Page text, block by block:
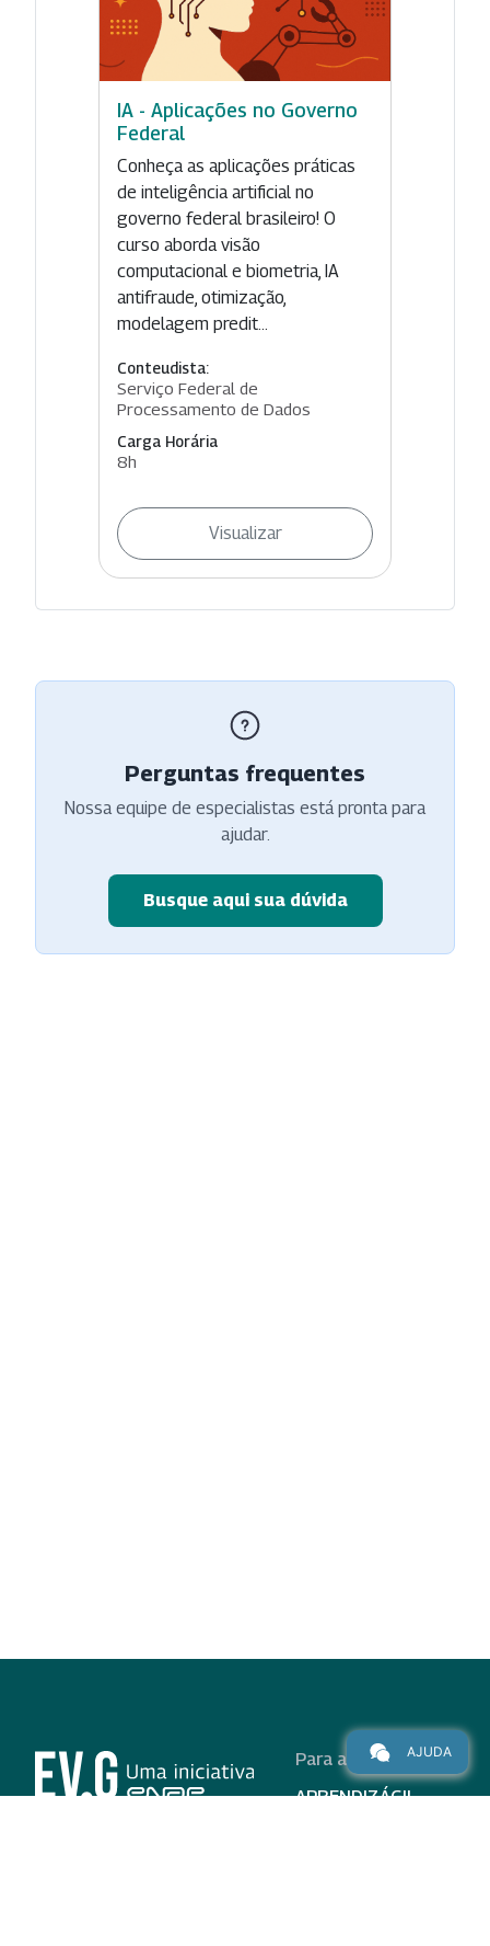
IA - Aplicações no Governo
Federal
Conheça as aplicações práticas
de inteligência artificial no
governo federal brasileiro! O
curso aborda visão
computacional e biometria, IA
antifraude, otimização,
modelagem predit...
Conteudista:
Serviço Federal de
Processamento de Dados
Carga Horária
8h
Visualizar
Perguntas frequentes
Nossa equipe de especialistas está pronta para
ajudar.
Busque aqui sua dúvida
Para alunos
APRENDIZÁGIL
AJUDA